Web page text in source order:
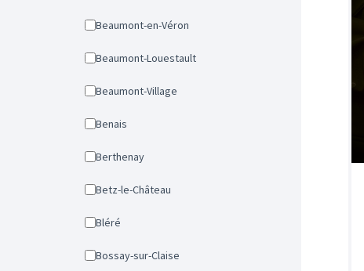
Beaumont-en-Véron
Beaumont-Louestault
Beaumont-Village
Benais
Berthenay
Betz-le-Château
Bléré
Bossay-sur-Claise